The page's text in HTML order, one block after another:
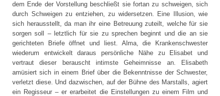
dem Ende der Vorstellung beschließt sie fortan zu schweigen, sich
durch Schweigen zu entziehen, zu widersetzen. Eine Illusion, wie
sich herausstellt, da man ihr eine Betreuung zuteilt, welche für sie
sorgen soll – letztlich für sie zu sprechen beginnt und die an sie
gerichteten Briefe öffnet und liest. Alma, die Krankenschwester
wiederum entwickelt daraus persönliche Nähe zu Elisabet und
vertraut dieser berauscht intimste Geheimnisse an. Elisabeth
amüsiert sich in einem Brief über die Bekenntnisse der Schwester,
verletzt diese. Und dazwischen, auf der Bühne des Marstalls, agiert
ein Regisseur – er erarbeitet die Einstellungen zu einem Film und